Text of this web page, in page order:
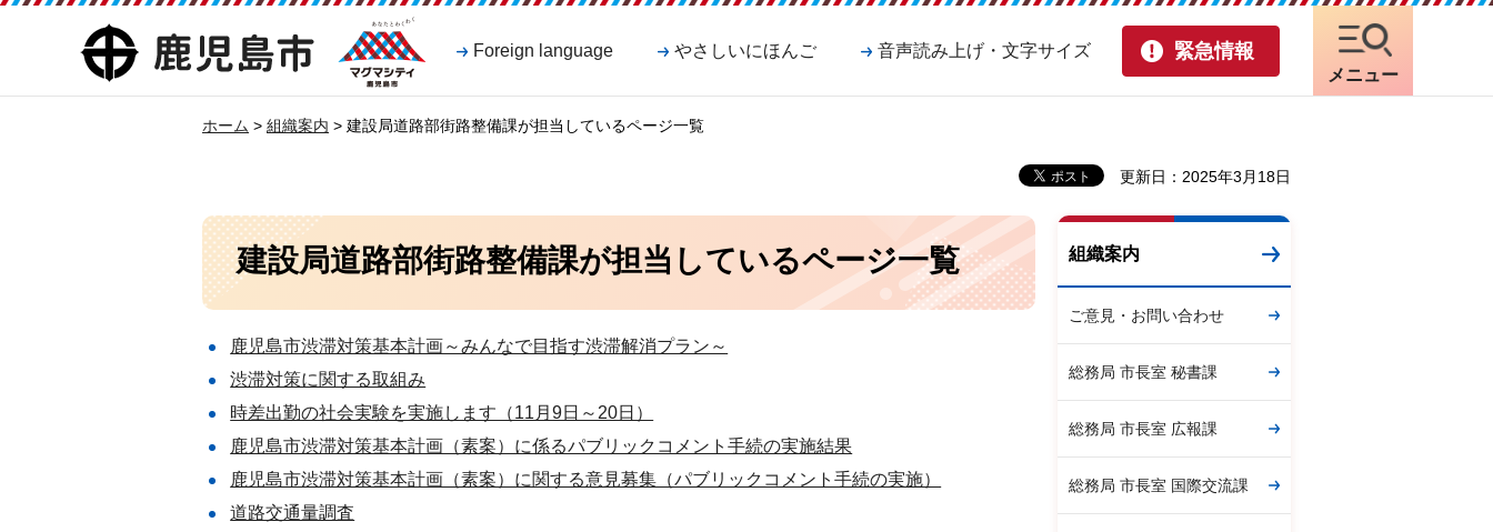
鹿児島市
マグマシティ
鹿児島市
Foreign language やさしいにほんご 音声読み上げ・文字サイズ 緊急情報
メニュー
ホーム > 組織案内 > 建設局道路部街路整備課が担当しているページ一覧
更新日：2025年3月18日
建設局道路部街路整備課が担当しているページ一覧
鹿児島市渋滞対策基本計画～みんなで目指す渋滞解消プラン～
渋滞対策に関する取組み
時差出勤の社会実験を実施します（11月9日～20日）
鹿児島市渋滞対策基本計画（素案）に係るパブリックコメント手続の実施結果
鹿児島市渋滞対策基本計画（素案）に関する意見募集（パブリックコメント手続の実施）
道路交通量調査
組織案内
ご意見・お問い合わせ
総務局 市長室 秘書課
総務局 市長室 広報課
総務局 市長室 国際交流課